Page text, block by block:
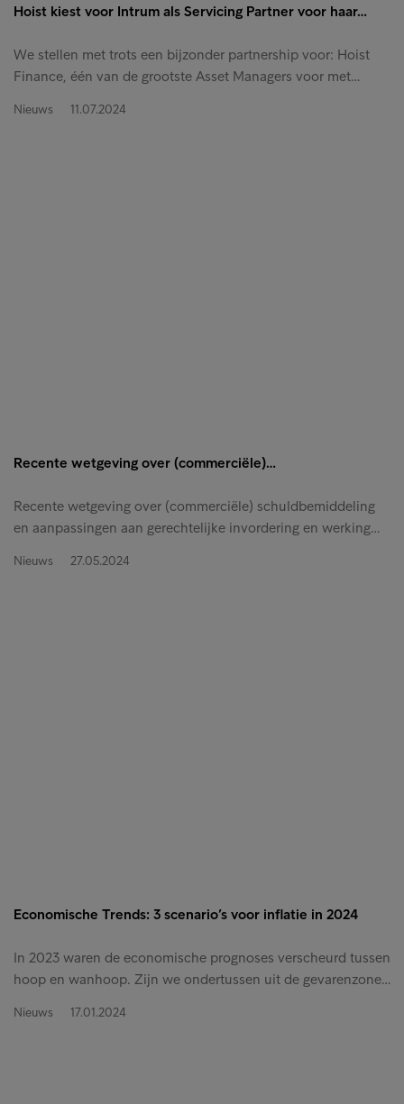
Hoist kiest voor Intrum als Servicing Partner voor haar…
We stellen met trots een bijzonder partnership voor: Hoist
Finance, één van de grootste Asset Managers voor met…
Nieuws 11.07.2024
Recente wetgeving over (commerciële)…
Recente wetgeving over (commerciële) schuldbemiddeling
en aanpassingen aan gerechtelijke invordering en werking…
Nieuws 27.05.2024
Economische Trends: 3 scenario’s voor inflatie in 2024
In 2023 waren de economische prognoses verscheurd tussen
hoop en wanhoop. Zijn we ondertussen uit de gevarenzone…
Nieuws 17.01.2024